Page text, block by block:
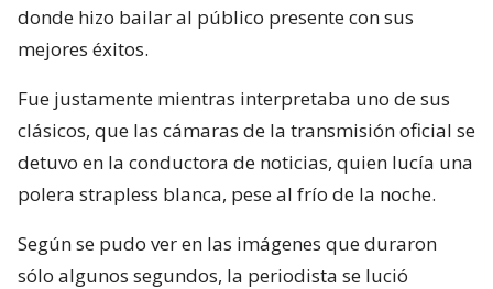
donde hizo bailar al público presente con sus
mejores éxitos.
Fue justamente mientras interpretaba uno de sus
clásicos, que las cámaras de la transmisión oficial se
detuvo en la conductora de noticias, quien lucía una
polera strapless blanca, pese al frío de la noche.
Según se pudo ver en las imágenes que duraron
sólo algunos segundos, la periodista se lució